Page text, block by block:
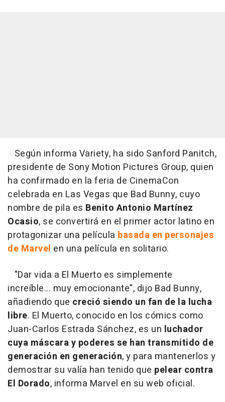
Según informa Variety, ha sido Sanford Panitch,
presidente de Sony Motion Pictures Group, quien
ha confirmado en la feria de CinemaCon
celebrada en Las Vegas que Bad Bunny, cuyo
nombre de pila es Benito Antonio Martínez
Ocasio, se convertirá en el primer actor latino en
protagonizar una película basada en personajes
de Marvel en una película en solitario.
"Dar vida a El Muerto es simplemente
increíble... muy emocionante", dijo Bad Bunny,
añadiendo que creció siendo un fan de la lucha
libre. El Muerto, conocido en los cómics como
Juan-Carlos Estrada Sánchez, es un luchador
cuya máscara y poderes se han transmitido de
generación en generación, y para mantenerlos y
demostrar su valía han tenido que pelear contra
El Dorado, informa Marvel en su web oficial.